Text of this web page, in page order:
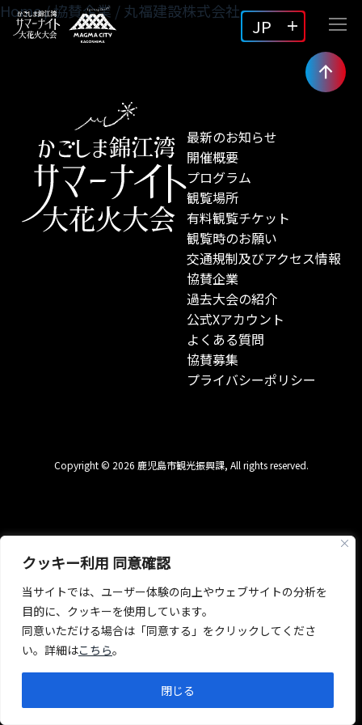
クッキー利用 同意確認
当サイトでは、ユーザー体験の向上やウェブサイトの分析を
目的に、クッキーを使用しています。
同意いただける場合は「同意する」をクリックしてくださ
い。詳細はこちら。
閉じる
JP
Home/協賛企業 /丸福建設株式会社
最新のお知らせ
開催概要
プログラム
観覧場所
有料観覧チケット
観覧時のお願い
交通規制及びアクセス情報
協賛企業
過去大会の紹介
公式Xアカウント
よくある質問
協賛募集
プライバシーポリシー
Copyright © 2026 鹿児島市観光振興課, All rights reserved.